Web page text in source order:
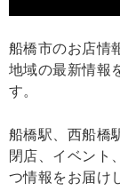
船橋市のお店情
地域の最新情報
す。
船橋駅、西船橋
閉店、イベント
つ情報をお届け